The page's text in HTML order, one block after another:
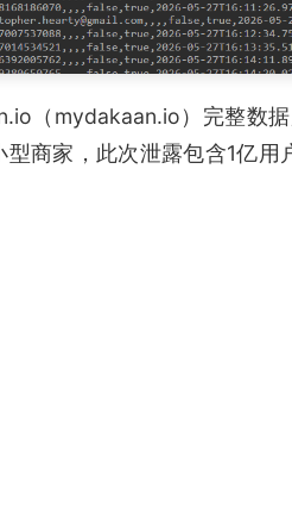
（mydakaan.io）完整数
商家，此次泄露包含1亿用